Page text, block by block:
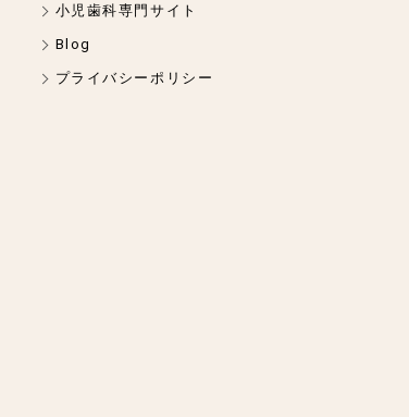
小児歯科専門サイト
Blog
プライバシーポリシー